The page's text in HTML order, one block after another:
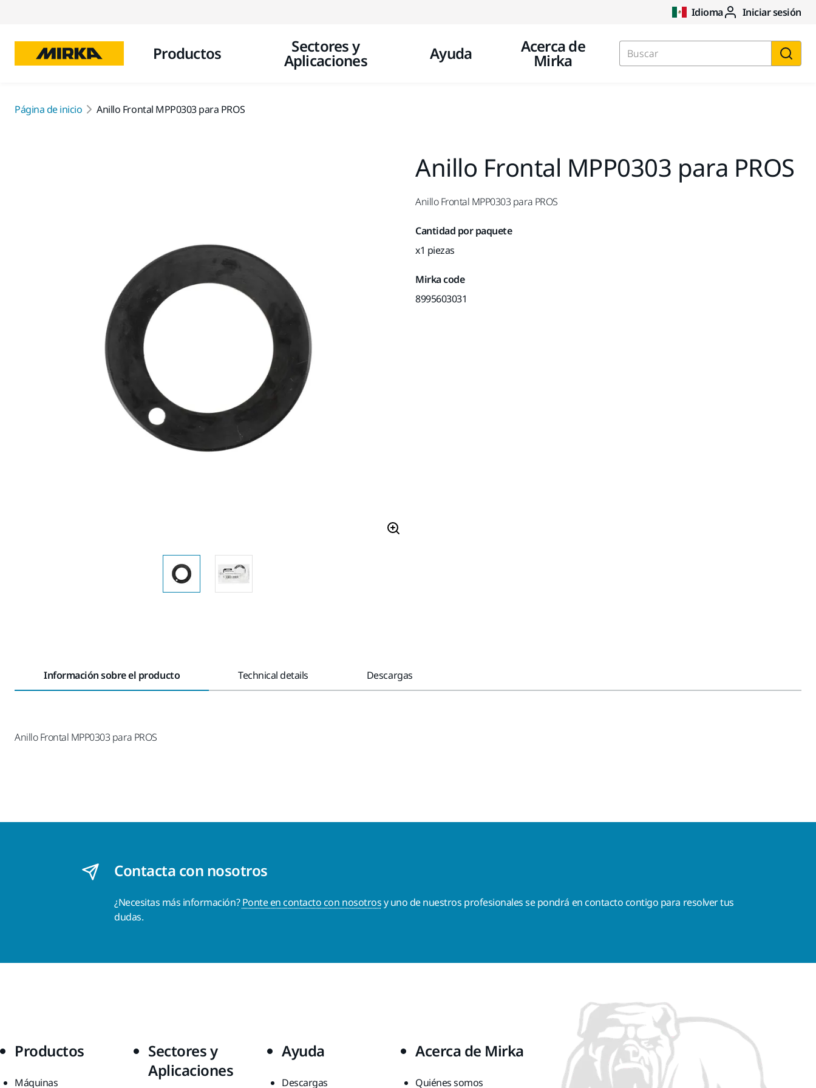
Idioma Iniciar sesión
Productos Sectores y
Aplicaciones Ayuda Acerca de
Mirka Buscar
Página de inicio Anillo Frontal MPP0303 para PROS
Anillo Frontal MPP0303 para PROS
Anillo Frontal MPP0303 para PROS
Cantidad por paquete
x1 piezas
Mirka code
8995603031
Información sobre el producto Technical details Descargas
Anillo Frontal MPP0303 para PROS
Contacta con nosotros
¿Necesitas más información?Ponte en contacto con nosotrosy uno de nuestros profesionales se pondrá en contacto contigo para resolver tus
dudas.
Productos
Máquinas
Sectores y
Aplicaciones
Ayuda
Descargas
Acerca de Mirka
Quiénes somos